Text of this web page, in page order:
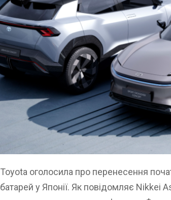
Toyota оголосила про перенесення
батарей у Японії. Як повідомляє Nikkei